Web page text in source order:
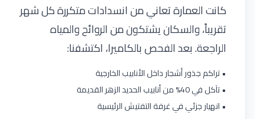
كانت العمارة تعاني من انسدادات متكررة كل شهر
تقريباً، والسكان يشتكون من الروائح والمياه
الراجعة. بعد الفحص بالكاميرا، اكتشفنا:
• تراكم جذور أشجار داخل الأنابيب الخارجية
• تآكل في 40% من أنابيب الحديد الزهر القديمة
• انهيار جزئي في غرفة التفتيش الرئيسية